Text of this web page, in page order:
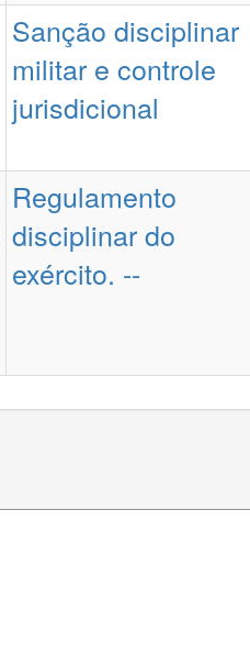
Sanção disciplinar
militar e controle
jurisdicional
Regulamento
disciplinar do
exército. --